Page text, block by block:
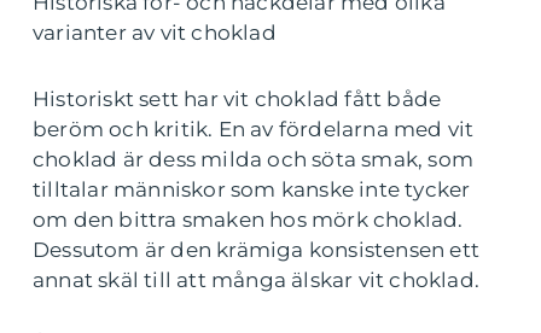
varianter av vit choklad
Historiskt sett har vit choklad fått både
beröm och kritik. En av fördelarna med vit
choklad är dess milda och söta smak, som
tilltalar människor som kanske inte tycker
om den bittra smaken hos mörk choklad.
Dessutom är den krämiga konsistensen ett
annat skäl till att många älskar vit choklad.